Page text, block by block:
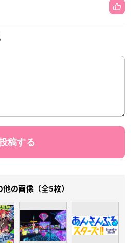
他の画像（全5枚）